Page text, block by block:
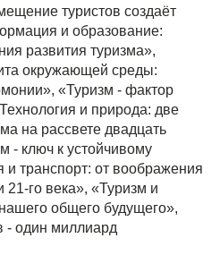
туристов создаёт
и образование:
развития туризма»,
окружающей среды:
«Туризм - фактор
и природа: две
на рассвете двадцать
- ключ к устойчивому
транспорт: от воображения
го века», «Туризм и
общего будущего»,
- один миллиард